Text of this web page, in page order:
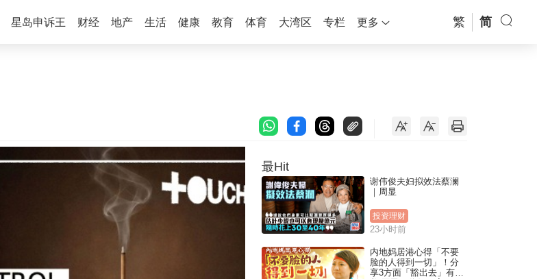
星岛申诉王 财经 地产 生活 健康 教育 体育 大湾区 专栏 更多 繁 简
最Hit
谢伟俊夫妇拟效法蔡澜
｜周显
投资理财
23小时前
内地妈居港心得「不要
脸的人得到一切」！分
享3方面「豁出去」有著